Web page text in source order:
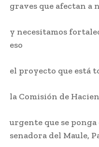
graves que afectan a
y necesitamos
eso
el proyecto que está
la Comisión de
urgente que se
senadora del Maule,